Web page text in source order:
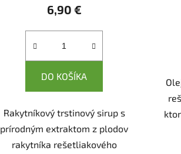
6,90 €
DO KOŠÍKA
Rakytníkový trstinový sirup s
prírodným extraktom z plodov
rakytníka rešetliakového